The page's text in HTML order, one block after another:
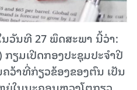
ນວັນທີ 27 ພຶດສະພາ ນີ້ວ່າ:
ກຽມເປີດກອງປະຊຸມປະຈຳປີ
ວ້າທີ່ກ່ຽວຂ້ອງຂອງຕົນ ເປັນ